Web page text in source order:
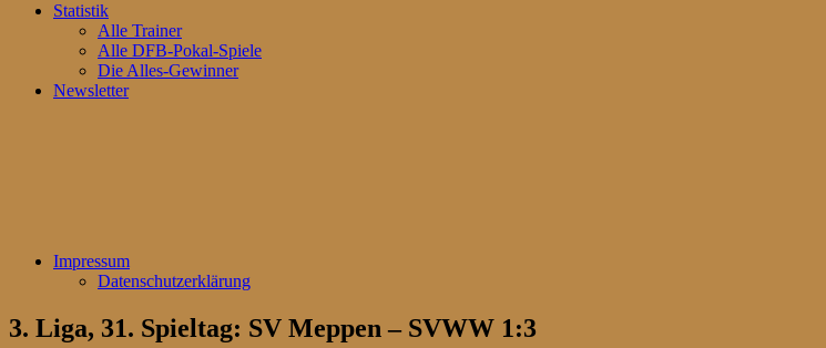
Statistik
Alle Trainer
Alle DFB-Pokal-Spiele
Die Alles-Gewinner
Newsletter
Impressum
Datenschutzerklärung
3. Liga, 31. Spieltag: SV Meppen – SVWW 1:3